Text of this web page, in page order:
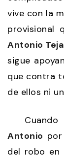
vive con la
provisional
Antonio
sigue
que contra
de ellos ni
Cuando
Antonio
del robo en